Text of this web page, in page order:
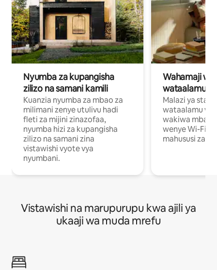
Nyumba za kupangisha
zilizo na samani kamili
Kuanzia nyumba za mbao za
milimani zenye utulivu hadi
fleti za mijini zinazofaa,
nyumba hizi za kupangisha
zilizo na samani zina
vistawishi vyote vya
nyumbani.
Wahamaji
wataalamu
Malazi ya
wataalamu
wakiwa mbali
wenye Wi-Fi
mahususi za
Vistawishi na marupurupu kwa ajili ya
ukaaji wa muda mrefu